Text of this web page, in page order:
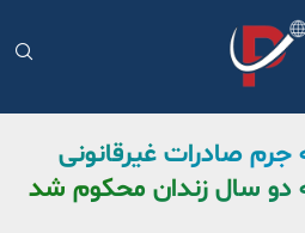
جرم صادرات غیرقانونی
دو سال زندان محکوم شد